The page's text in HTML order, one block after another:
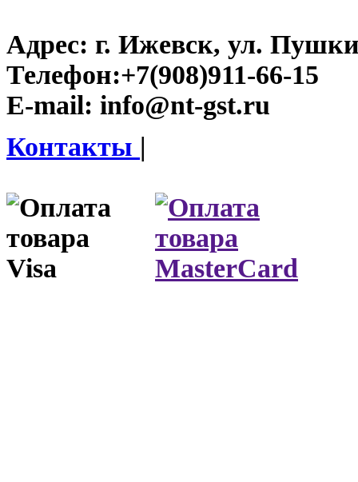
Адрес: г. Ижевск, ул.
Телефон:+7(908)911-66-15
E-mail: info@nt-gst.ru
Контакты |